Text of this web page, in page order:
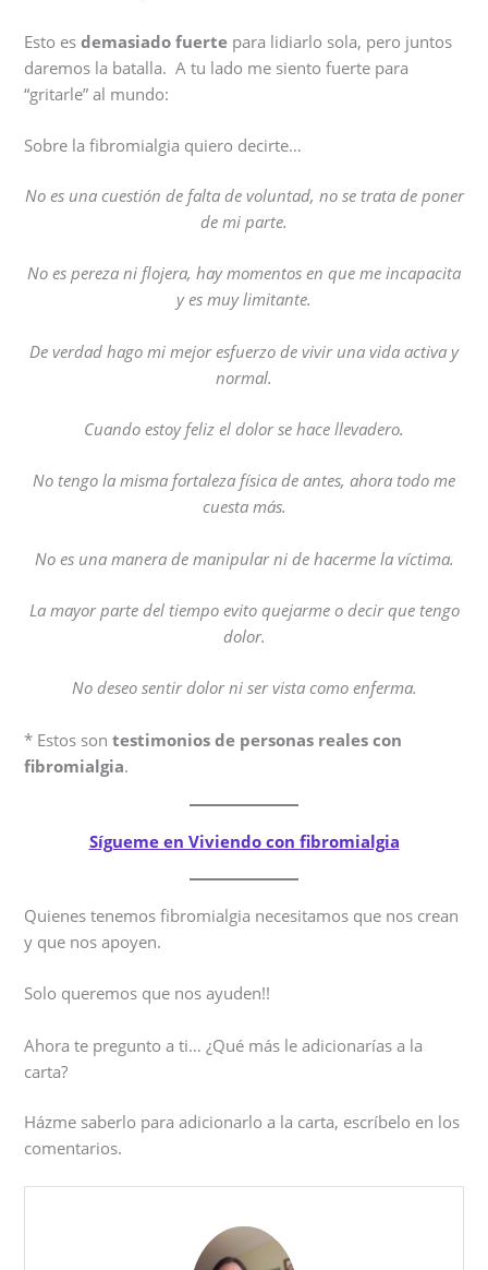
Esto esdemasiado fuerte para lidiarlo sola, pero juntos
daremos la batalla. A tu lado me siento fuerte para
“gritarle” al mundo:
Sobre la fibromialgia quiero decirte…
No es una cuestión de falta de voluntad, no se trata de poner
de mi parte.
No es pereza ni flojera, hay momentos en que me incapacita
y es muy limitante.
De verdad hago mi mejor esfuerzo de vivir una vida activa y
normal.
Cuando estoy feliz el dolor se hace llevadero.
No tengo la misma fortaleza física de antes, ahora todo me
cuesta más.
No es una manera de manipular ni de hacerme la víctima.
La mayor parte del tiempo evito quejarme o decir que tengo
dolor.
No deseo sentir dolor ni ser vista como enferma.
* Estos sontestimonios de personas reales con
fibromialgia.
Sígueme en Viviendo con fibromialgia
Quienes tenemos fibromialgia necesitamos que nos crean
y que nos apoyen.
Solo queremos que nos ayuden!!
Ahora te pregunto a ti… ¿Qué más le adicionarías a la
carta?
Házme saberlo para adicionarlo a la carta, escríbelo en los
comentarios.